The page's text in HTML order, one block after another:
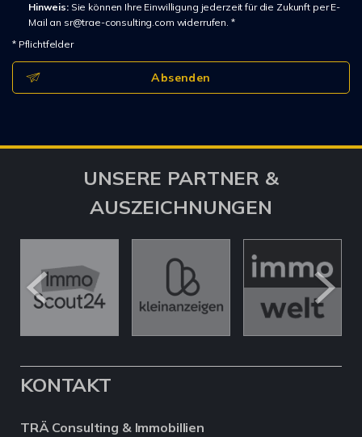
Hinweis:Sie können Ihre Einwilligung jederzeit für die Zukunft per E-
Mail an sr@trae-consulting.com widerrufen. *
* Pflichtfelder
Absenden
UNSERE PARTNER &
AUSZEICHNUNGEN
KONTAKT
TRÄ Consulting & Immobillien